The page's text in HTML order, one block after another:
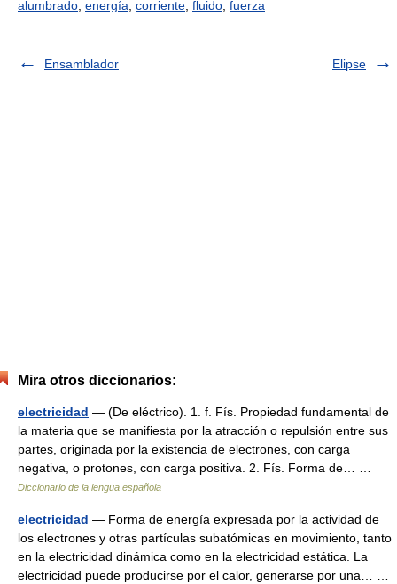
alumbrado energía corriente fluido fuerza
Ensamblador Elipse
Mira otros diccionarios:
electricidad — (De eléctrico). 1. f. Fís. Propiedad fundamental de
la materia que se manifiesta por la atracción o repulsión entre sus
partes, originada por la existencia de electrones, con carga
negativa, o protones, con carga positiva. 2. Fís. Forma de… …
Diccionario de la lengua española
electricidad — Forma de energía expresada por la actividad de
los electrones y otras partículas subatómicas en movimiento, tanto
en la electricidad dinámica como en la electricidad estática. La
electricidad puede producirse por el calor, generarse por una… …